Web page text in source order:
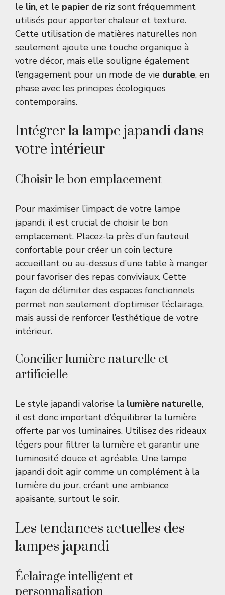
le lin, et le papier de riz sont fréquemment
utilisés pour apporter chaleur et texture.
Cette utilisation de matières naturelles non
seulement ajoute une touche organique à
votre décor, mais elle souligne également
l’engagement pour un mode de vie durable, en
phase avec les principes écologiques
contemporains.
Intégrer la lampe japandi dans
votre intérieur
Choisir le bon emplacement
Pour maximiser l’impact de votre lampe
japandi, il est crucial de choisir le bon
emplacement. Placez-la près d’un fauteuil
confortable pour créer un coin lecture
accueillant ou au-dessus d’une table à manger
pour favoriser des repas conviviaux. Cette
façon de délimiter des espaces fonctionnels
permet non seulement d’optimiser l’éclairage,
mais aussi de renforcer l’esthétique de votre
intérieur.
Concilier lumière naturelle et
artificielle
Le style japandi valorise la lumière naturelle,
il est donc important d’équilibrer la lumière
offerte par vos luminaires. Utilisez des rideaux
légers pour filtrer la lumière et garantir une
luminosité douce et agréable. Une lampe
japandi doit agir comme un complément à la
lumière du jour, créant une ambiance
apaisante, surtout le soir.
Les tendances actuelles des
lampes japandi
Éclairage intelligent et